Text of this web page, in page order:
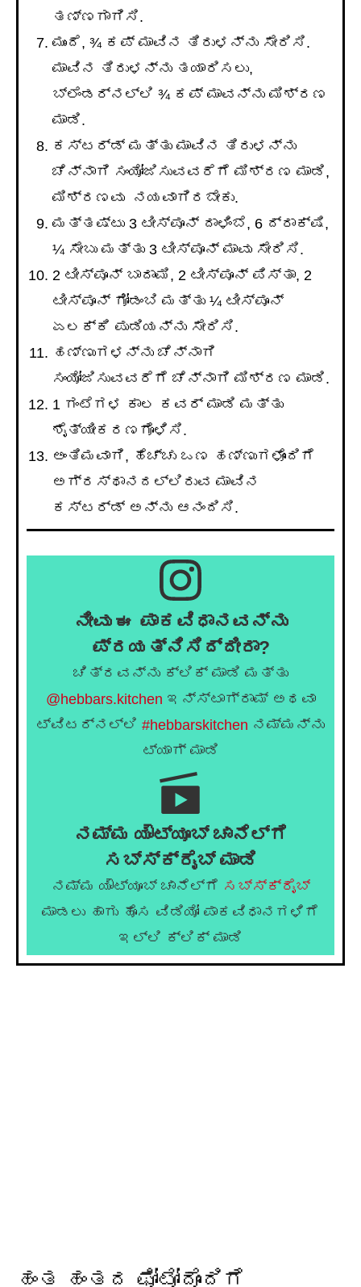
ತಣ್ಣಗಾಗಿಸಿ.
ಮುಂದೆ, ¾ ಕಪ್ ಮಾವಿನ ತಿರುಳನ್ನು ಸೇರಿಸಿ.
ಮಾವಿನ ತಿರುಳನ್ನು ತಯಾರಿಸಲು,
ಬ್ಲೆಂಡರ್ನಲ್ಲಿ ¾ ಕಪ್ ಮಾವನ್ನು ಮಿಶ್ರಣ
ಮಾಡಿ.
ಕಸ್ಟರ್ಡ್ ಮತ್ತು ಮಾವಿನ ತಿರುಳನ್ನು
ಚೆನ್ನಾಗಿ ಸಂಯೋಜಿಸುವವರೆಗೆ ಮಿಶ್ರಣ ಮಾಡಿ,
ಮಿಶ್ರಣವು ನಯವಾಗಿರಬೇಕು.
ಮತ್ತಷ್ಟು 3 ಟೀಸ್ಪೂನ್ ದಾಳಿಂಬೆ, 6 ದ್ರಾಕ್ಷಿ,
¼ ಸೇಬು ಮತ್ತು 3 ಟೀಸ್ಪೂನ್ ಮಾವು ಸೇರಿಸಿ.
2 ಟೀಸ್ಪೂನ್ ಬಾದಾಮಿ, 2 ಟೀಸ್ಪೂನ್ ಪಿಸ್ತಾ, 2
ಟೀಸ್ಪೂನ್ ಗೋಡಂಬಿ ಮತ್ತು ¼ ಟೀಸ್ಪೂನ್
ಏಲಕ್ಕಿ ಪುಡಿಯನ್ನು ಸೇರಿಸಿ.
ಹಣ್ಣುಗಳನ್ನು ಚೆನ್ನಾಗಿ
ಸಂಯೋಜಿಸುವವರೆಗೆ ಚೆನ್ನಾಗಿ ಮಿಶ್ರಣ ಮಾಡಿ.
1 ಗಂಟೆಗಳ ಕಾಲ ಕವರ್ ಮಾಡಿ ಮತ್ತು
ಶೈತ್ಯೀಕರಣಗೊಳಿಸಿ.
ಅಂತಿಮವಾಗಿ, ಹೆಚ್ಚು ಒಣ ಹಣ್ಣುಗಳೊಂದಿಗೆ
ಅಗ್ರಸ್ಥಾನದಲ್ಲಿರುವ ಮಾವಿನ
ಕಸ್ಟರ್ಡ್ ಅನ್ನು ಆನಂದಿಸಿ.
ನೀವು ಈ ಪಾಕವಿಧಾನವನ್ನು
ಪ್ರಯತ್ನಿಸಿದ್ದೀರಾ?
ಚಿತ್ರವನ್ನು ಕ್ಲಿಕ್ ಮಾಡಿ ಮತ್ತು
@hebbars.kitchen ಇನ್ಸ್ಟಾಗ್ರಾಮ್ ಅಥವಾ
ಟ್ವಿಟರ್‌ನಲ್ಲಿ #hebbarskitchen ನಮ್ಮನ್ನು
ಟ್ಯಾಗ್ ಮಾಡಿ
ನಮ್ಮ ಯೌಟ್ಯೂಬ್ ಚಾನೆಲ್ಗೆ
ಸಬ್ಸ್ಕ್ರೈಬ್ ಮಾಡಿ
ನಮ್ಮ ಯೌಟ್ಯೂಬ್ ಚಾನೆಲ್ಗೆ ಸಬ್ಸ್ಕ್ರೈಬ್
ಮಾಡಲು ಹಾಗು ಹೊಸ ವಿಡಿಯೋ ಪಾಕವಿಧಾನಗಳಿಗೆ
ಇಲ್ಲಿ ಕ್ಲಿಕ್ ಮಾಡಿ
ಹಂತ ಹಂತದ ಫೋಟೋದೊಂದಿಗೆ